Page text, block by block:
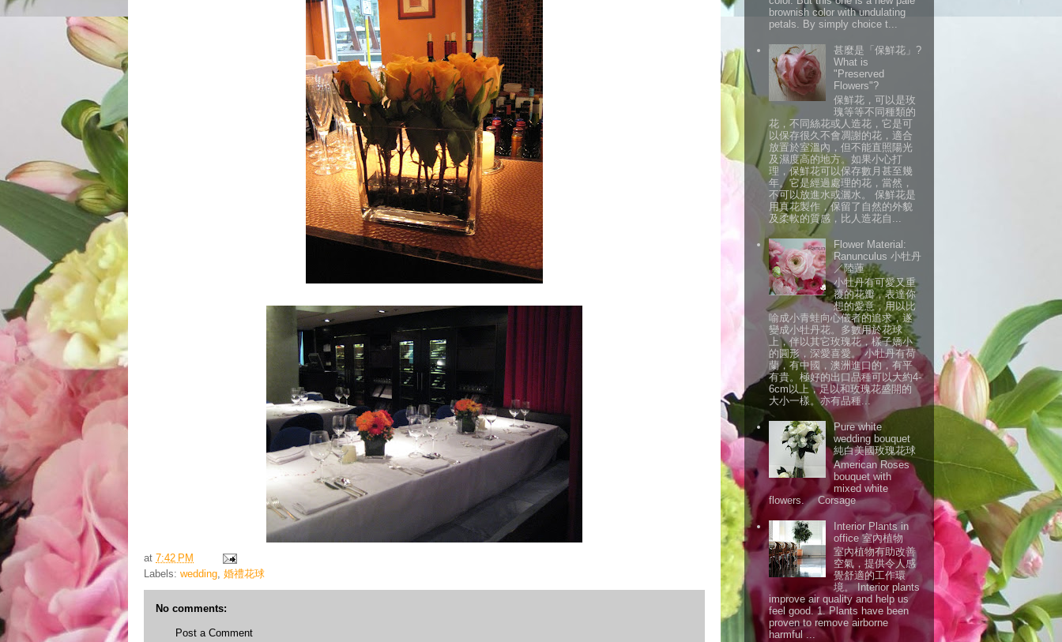
at 7:42 PM
Labels: wedding, 婚禮花球
No comments:
Post a Comment
brownish color with undulating
petals. By simply choice t...
甚麼是「保鮮花」?
What is
"Preserved
Flowers"?
保鮮花，可以是玫
瑰等等不同種類的
花，不同絲花或人造花，它是可
以保存很久不會凋謝的花，適合
放置於室溫內，但不能直照陽光
及濕度高的地方。如果小心打
理，保鮮花可以保存數月甚至幾
年。它是經過處理的花，當然，
不可以放進水或灑水。 保鮮花是
用真花製作，保留了自然的外貌
及柔軟的質感，比人造花自...
Flower Material:
Ranunculus 小牡丹
／陸蓮
小牡丹有可愛又重
覆的花瓣，表達你
想的愛意，用以比
喻成小青蛙向心儀者的追求，遂
變成小牡丹花。多數用於花球
上，伴以其它玫瑰花，樣子嬌小
的圓形，深愛喜愛。 小牡丹有荷
蘭，有中國，澳洲進口的，有平
有貴。極好的出口品種可以大約4-
6cm以上，足以和玫瑰花盛開的
大小一樣。亦有品種...
Pure white
wedding bouquet
純白美國玫瑰花球
American Roses
bouquet with
mixed white
flowers. Corsage
Interior Plants in
office 室內植物
室內植物有助改善
空氣，提供令人感
覺舒適的工作環
境。 Interior plants
improve air quality and help us
feel good. 1. Plants have been
proven to remove airborne
harmful ...